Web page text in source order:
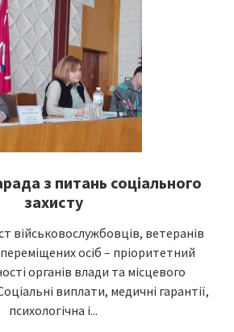
з питань соціального
захисту
військовослужбовців, ветеранів
осіб – пріоритетний
органів влади та місцевого
виплати, медичні гарантії,
психологічна і...